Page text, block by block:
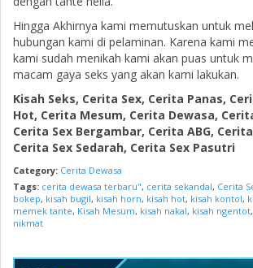
Hingga Akhirnya kami memutuskan untuk
hubungan kami di pelaminan. Karena kami
kami sudah menikah kami akan puas untuk
macam gaya seks yang akan kami lakukan.
Kisah Seks, Cerita Sex, Cerita Panas,
Hot, Cerita Mesum, Cerita Dewasa,
Cerita Sex Bergambar, Cerita ABG,
Cerita Sex Sedarah, Cerita Sex Pasutri
Category: Cerita Dewasa
Tags: cerita dewasa terbaru", cerita sekandal, Cerita
bokep, kisah bugil, kisah horn, kisah hot, kisah kontol,
memek tante, Kisah Mesum, kisah nakal, kisah ngentot,
nikmat